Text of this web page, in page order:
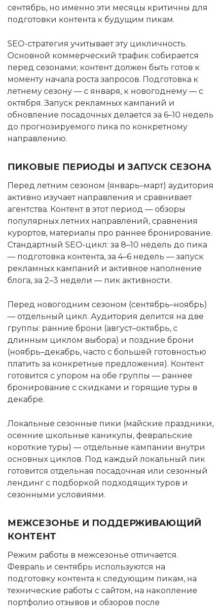
сентябрь, но именно эти месяцы критичны для
подготовки контента к будущим пикам.
SEO-стратегия учитывает эту цикличность.
Основной коммерческий трафик собирается
перед сезонами; контент должен быть готов к
моменту начала роста запросов. Подготовка к
летнему сезону — с января, к новогоднему — с
октября. Запуск рекламных кампаний и
обновление посадочных делается за 6–10 недель
до прогнозируемого пика по конкретному
направлению.
ПИКОВЫЕ ПЕРИОДЫ И ЗАПУСК СЕЗОНА
Перед летним сезоном (январь–март) аудитория
активно изучает направления и сравнивает
агентства. Контент в этот период — обзоры
популярных летних направлений, сравнения
курортов, материалы про раннее бронирование.
Стандартный SEO-цикл: за 8–10 недель до пика
— подготовка контента, за 4–6 недель — запуск
рекламных кампаний и активное наполнение
блога, за 2–3 недели — пик активности.
Перед новогодним сезоном (сентябрь–ноябрь)
— отдельный цикл. Аудитория делится на две
группы: ранние брони (август–октябрь, с
длинным циклом выбора) и поздние брони
(ноябрь–декабрь, часто с большей готовностью
платить за конкретные предложения). Контент
готовится с упором на обе группы — раннее
бронирование с скидками и горящие туры в
декабре.
Локальные сезонные пики (майские праздники,
осенние школьные каникулы, февральские
короткие туры) — отдельные кампании внутри
основных циклов. Под каждый локальный пик
готовится отдельная посадочная или сезонный
лендинг с подборкой подходящих туров и
сезонными условиями.
МЕЖСЕЗОНЬЕ И ПОДДЕРЖИВАЮЩИЙ
КОНТЕНТ
Режим работы в межсезонье отличается.
Февраль и сентябрь используются на
подготовку контента к следующим пикам, на
технические работы с сайтом, на накопление
портфолио отзывов и обзоров после